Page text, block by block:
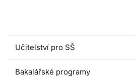
Učitelství pro SŠ
Bakalářské programy